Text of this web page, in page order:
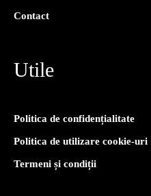
Contact
Utile
Politica de confidențialitate
Politica de utilizare cookie-uri
Termeni și condiții